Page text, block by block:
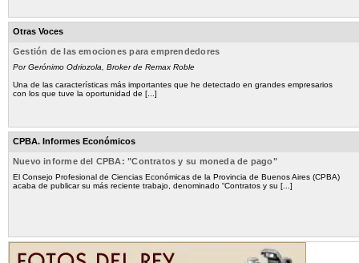
Otras Voces
Gestión de las emociones para emprendedores
Por Gerónimo Odriozola, Broker de Remax Roble
Una de las características más importantes que he detectado en grandes empresarios
con los que tuve la oportunidad de [...]
CPBA. Informes Económicos
Nuevo informe del CPBA: "Contratos y su moneda de pago"
El Consejo Profesional de Ciencias Económicas de la Provincia de Buenos Aires (CPBA)
acaba de publicar su más reciente trabajo, denominado “Contratos y su [...]